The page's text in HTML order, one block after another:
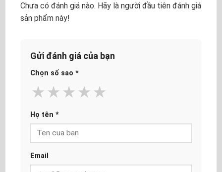
Chưa có đánh giá nào. Hãy là người đầu tiên đánh giá
sản phẩm này!
Gửi đánh giá của bạn
Chọn số sao *
★
★
★
★
★
Họ tên *
Email